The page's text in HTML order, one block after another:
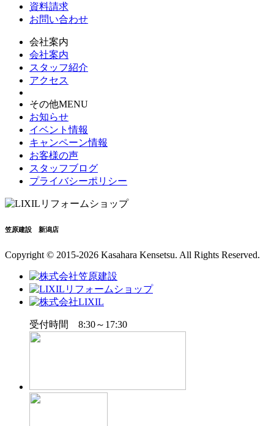
資料請求
お問い合わせ
会社案内
会社案内
スタッフ紹介
アクセス
その他MENU
お知らせ
イベント情報
キャンペーン情報
お客様の声
スタッフブログ
プライバシーポリシー
笠原建設 新潟店
Copyright © 2015-2026 Kasahara Kensetsu. All Rights Reserved.
受付時間 8:30～17:30